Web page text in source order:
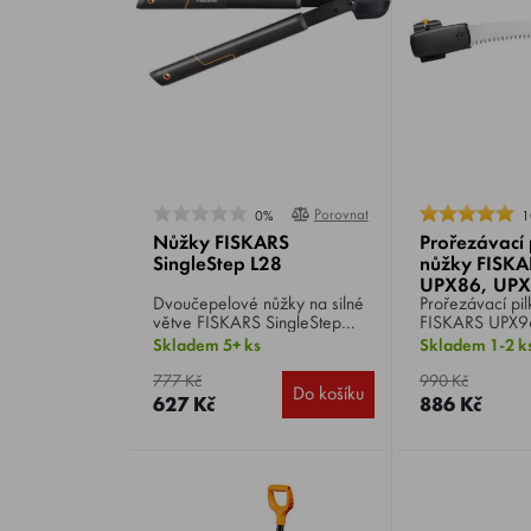
0% Porovnat
Nůžky FISKARS
SingleStep L28
Dvoučepelové nůžky na silné
větve FISKARS SingleStep
L28 , velikost S, vhodné pro
průměru 35 mm.
Skladem 5+ ks
777 Kč
627 Kč Do košíku
nůžky
UPX86,
1023633
Prořezávací
FISKARS
UPX82
nastavitelný
pro maximální
Skladem 1-2
990 Kč
886 Kč